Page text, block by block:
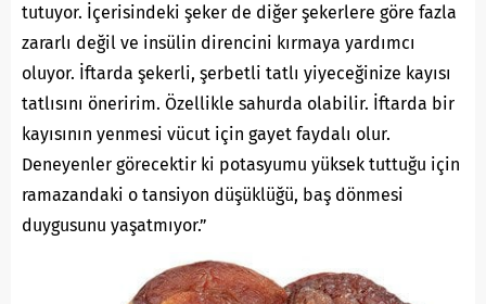
tutuyor. İçerisindeki şeker de diğer şekerlere göre fazla
zararlı değil ve insülin direncini kırmaya yardımcı
oluyor. İftarda şekerli, şerbetli tatlı yiyeceğinize kayısı
tatlısını öneririm. Özellikle sahurda olabilir. İftarda bir
kayısının yenmesi vücut için gayet faydalı olur.
Deneyenler görecektir ki potasyumu yüksek tuttuğu için
ramazandaki o tansiyon düşüklüğü, baş dönmesi
duygusunu yaşatmıyor.”